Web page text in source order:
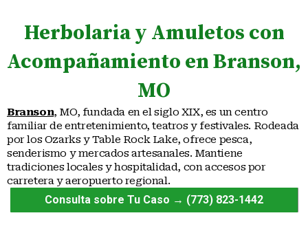
Herbolaria y Amuletos con
Acompañamiento en Branson,
MO
Branson, MO, fundada en el siglo XIX, es un centro
familiar de entretenimiento, teatros y festivales. Rodeada
por los Ozarks y Table Rock Lake, ofrece pesca,
senderismo y mercados artesanales. Mantiene
tradiciones locales y hospitalidad, con accesos por
carretera y aeropuerto regional.
Consulta sobre Tu Caso → (773) 823-1442